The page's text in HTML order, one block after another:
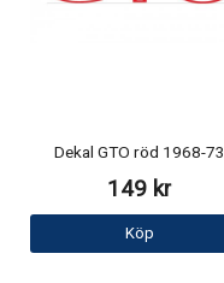
Dekal GTO röd 1968-73
149 kr
Köp